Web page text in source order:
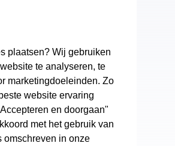
plaatsen? Wij gebruiken
te analyseren, te
marketingdoeleinden. Zo
website ervaring
en doorgaan"
met het gebruik van
omschreven in onze